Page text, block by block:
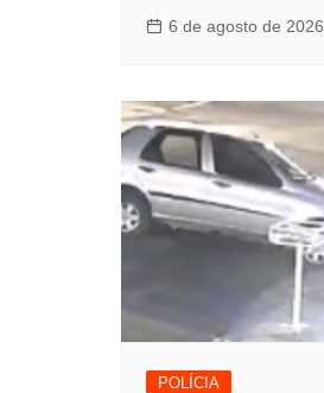
6 de agosto de 2026
POLÍCIA